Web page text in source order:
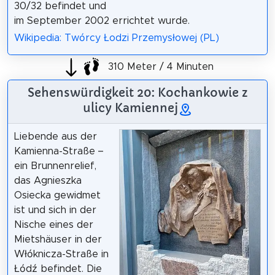
30/32 befindet und
im September 2002 errichtet wurde.
Wikipedia: Twórcy Łodzi Przemysłowej (PL)
310 Meter / 4 Minuten
Sehenswürdigkeit 20: Kochankowie z
ulicy Kamiennej
Liebende aus der
Kamienna-Straße –
ein Brunnenrelief,
das Agnieszka
Osiecka gewidmet
ist und sich in der
Nische eines der
Mietshäuser in der
Włóknicza-Straße in
Łódź befindet. Die